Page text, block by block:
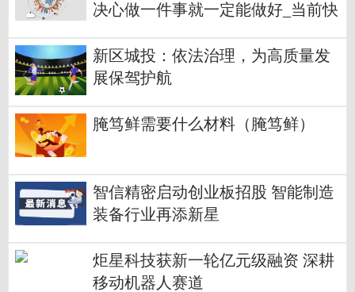
决心做一件事就一定能做好_当前快
新区城投：依法治理，为高质量发
展保驾护航
腌笃鲜需要什么材料（腌笃鲜）
智信精密启动创业板招股 智能制造
装备行业再添新星
炬星科技获新一轮亿元级融资 深耕
移动机器人赛道